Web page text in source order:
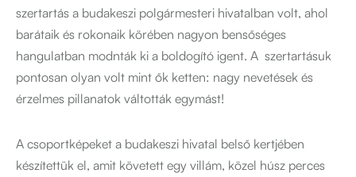
szertartás a budakeszi polgármesteri hivatalban volt, ahol
barátaik és rokonaik körében nagyon bensőséges
hangulatban modnták ki a boldogító igent. A szertartásuk
pontosan olyan volt mint ők ketten: nagy nevetések és
érzelmes pillanatok váltották egymást!
A csoportképeket a budakeszi hivatal belső kertjében
készítettük el, amit követett egy villám, közel húsz perces